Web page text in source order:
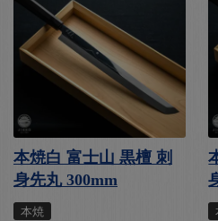
本焼白 富士山 黒檀 刺
身先丸 300mm
本焼